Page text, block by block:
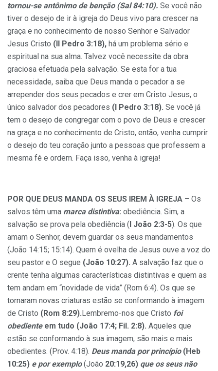
tornou-se antônimo de benção (Sal 84:10). Se você não
tiver o desejo de ir à igreja do Deus vivo para crescer na
graça e no conhecimento de nosso Senhor e Salvador
Jesus Cristo (II Pedro 3:18), há um problema sério e
espiritual na sua alma. Talvez você necessite da obra
graciosa efetuada pela salvação. Se esta for a tua
necessidade, saiba que Deus manda o pecador a se
arrepender dos seus pecados e crer em Cristo Jesus, o
único salvador dos pecadores (I Pedro 3:18). Se você já
tem o desejo de congregar com o povo de Deus e crescer
na graça e no conhecimento de Cristo, então, venha cumprir
o desejo do teu coração junto a pessoas que professem a
mesma fé e ordem. Faça isso, venha à igreja!
POR QUE DEUS MANDA OS SEUS IREM À IGREJA – Os
salvos têm uma marca distintiva: obediência. Sim, a
salvação se prova pela obediência (I João 2:3-5). Os que
amam o Senhor, devem guardar os seus mandamentos
(João 14:15; 15:14). Quem é ovelha de Jesus ouve a voz do
seu pastor e O segue (João 10:27). A salvação faz que o
crente tenha algumas características distintivas e quem as
tem andam em “novidade de vida” (Rom 6:4). Os que se
tornaram novas criaturas estão se conformando à imagem
de Cristo (Rom 8:29).Lembremo-nos que Cristo foi
obedienteem tudo (João 17:4; Fil. 2:8). Aqueles que
estão se conformando à sua imagem, são mais e mais
obedientes. (Prov. 4:18). Deus manda por princípio (Heb
10:25) e por exemplo (João 20:19,26) que os seus não